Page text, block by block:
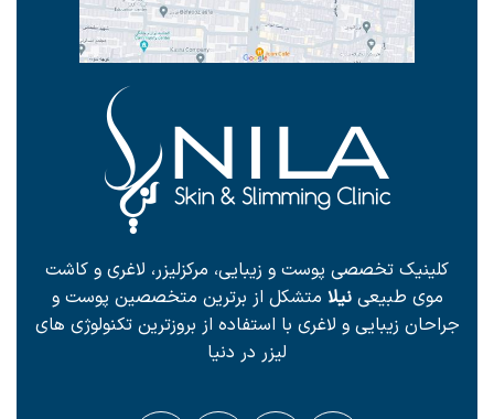
کلینیک تخصصی پوست و زیبایی، مرکزلیزر، لاغری و کاشت
موی طبیعینیلا متشکل از برترین متخصصین پوست و
جراحان زیبایی و لاغری با استفاده از بروزترین تکنولوژی های
لیزر در دنیا